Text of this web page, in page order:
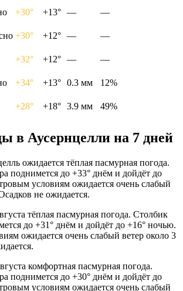
+30° +13° —
—
+30° +12° —
—
+32° +12° —
—
+34° +13° 0.3 мм
12%
+28° +18° 3.9 мм 49%
в Аусернцелли на 7 дней
ожидается тёплая пасмурная погода.
поднимется до +33° днём и дойдёт до
условиям ожидается очень слабый
не ожидается.
тёплая пасмурная погода. Столбик
до +31° днём и дойдёт до +16° ночью.
ожидается очень слабый ветер около 3
комфортная пасмурная погода.
поднимется до +30° днём и дойдёт до
условиям ожидается очень слабый